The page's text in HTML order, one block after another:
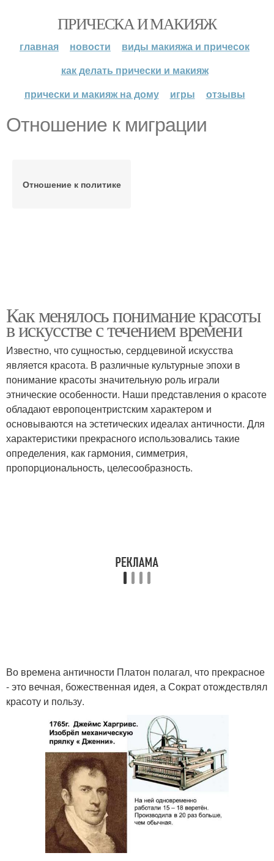
ПРИЧЕСКА И МАКИЯЖ
главная новости
виды макияжа и причесок
как делать прически и макияж
прически и макияж на дому
игры отзывы
Отношение к миграции
Отношение к политике
Как менялось понимание красоты
в искусстве с течением времени
Известно, что сущностью, сердцевиной искусства
является красота. В различные культурные эпохи в
понимание красоты значительную роль играли
этнические особенности. Наши представления о красоте
обладают европоцентристским характером и
основываются на эстетических идеалах античности. Для
характеристики прекрасного использовались такие
определения, как гармония, симметрия,
пропорциональность, целесообразность.
Во времена античности Платон полагал, что прекрасное
- это вечная, божественная идея, а Сократ отождествлял
красоту и пользу.